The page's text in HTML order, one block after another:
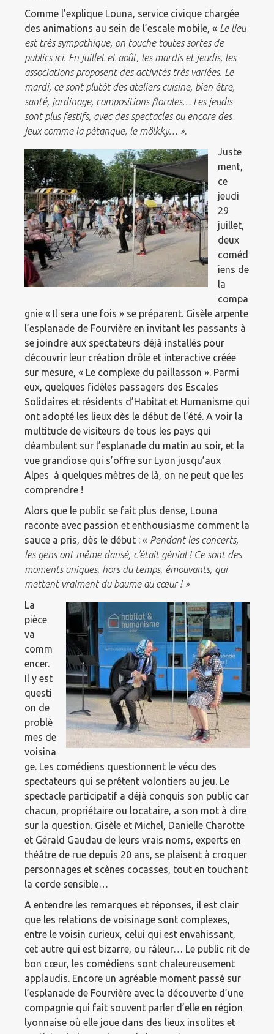
Comme l’explique Louna, service civique chargée
des animations au sein de l’escale mobile, « Le lieu
est très sympathique, on touche toutes sortes de
publics ici. En juillet et août, les mardis et jeudis, les
associations proposent des activités très variées. Le
mardi, ce sont plutôt des ateliers cuisine, bien-être,
santé, jardinage, compositions florales… Les jeudis
sont plus festifs, avec des spectacles ou encore des
jeux comme la pétanque, le mölkky… ».
Juste
ment,
ce
jeudi
29
juillet,
deux
coméd
iens de
la
compa
gnie « Il sera une fois » se préparent. Gisèle arpente
l’esplanade de Fourvière en invitant les passants à
se joindre aux spectateurs déjà installés pour
découvrir leur création drôle et interactive créée
sur mesure, « Le complexe du paillasson ». Parmi
eux, quelques fidèles passagers des Escales
Solidaires et résidents d’Habitat et Humanisme qui
ont adopté les lieux dès le début de l’été. A voir la
multitude de visiteurs de tous les pays qui
déambulent sur l’esplanade du matin au soir, et la
vue grandiose qui s’offre sur Lyon jusqu’aux
Alpes à quelques mètres de là, on ne peut que les
comprendre !
Alors que le public se fait plus dense, Louna
raconte avec passion et enthousiasme comment la
sauce a pris, dès le début : « Pendant les concerts,
les gens ont même dansé, c’était génial ! Ce sont des
moments uniques, hors du temps, émouvants, qui
mettent vraiment du baume au cœur ! »
La
pièce
va
comm
encer.
Il y est
questi
on de
problè
mes de
voisina
ge. Les comédiens questionnent le vécu des
spectateurs qui se prêtent volontiers au jeu. Le
spectacle participatif a déjà conquis son public car
chacun, propriétaire ou locataire, a son mot à dire
sur la question. Gisèle et Michel, Danielle Charotte
et Gérald Gaudau de leurs vrais noms, experts en
théâtre de rue depuis 20 ans, se plaisent à croquer
personnages et scènes cocasses, tout en touchant
la corde sensible…
A entendre les remarques et réponses, il est clair
que les relations de voisinage sont complexes,
entre le voisin curieux, celui qui est envahissant,
cet autre qui est bizarre, ou râleur… Le public rit de
bon cœur, les comédiens sont chaleureusement
applaudis. Encore un agréable moment passé sur
l’esplanade de Fourvière avec la découverte d’une
compagnie qui fait souvent parler d’elle en région
lyonnaise où elle joue dans des lieux insolites et